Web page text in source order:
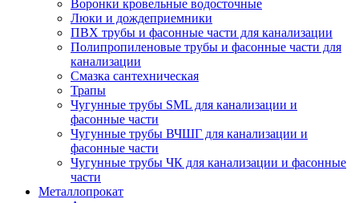
Воронки кровельные водосточные
Люки и дождеприемники
ПВХ трубы и фасонные части для канализации
Полипропиленовые трубы и фасонные части для
канализации
Смазка сантехническая
Трапы
Чугунные трубы SML для канализации и
фасонные части
Чугунные трубы ВЧШГ для канализации и
фасонные части
Чугунные трубы ЧК для канализации и фасонные
части
Металлопрокат